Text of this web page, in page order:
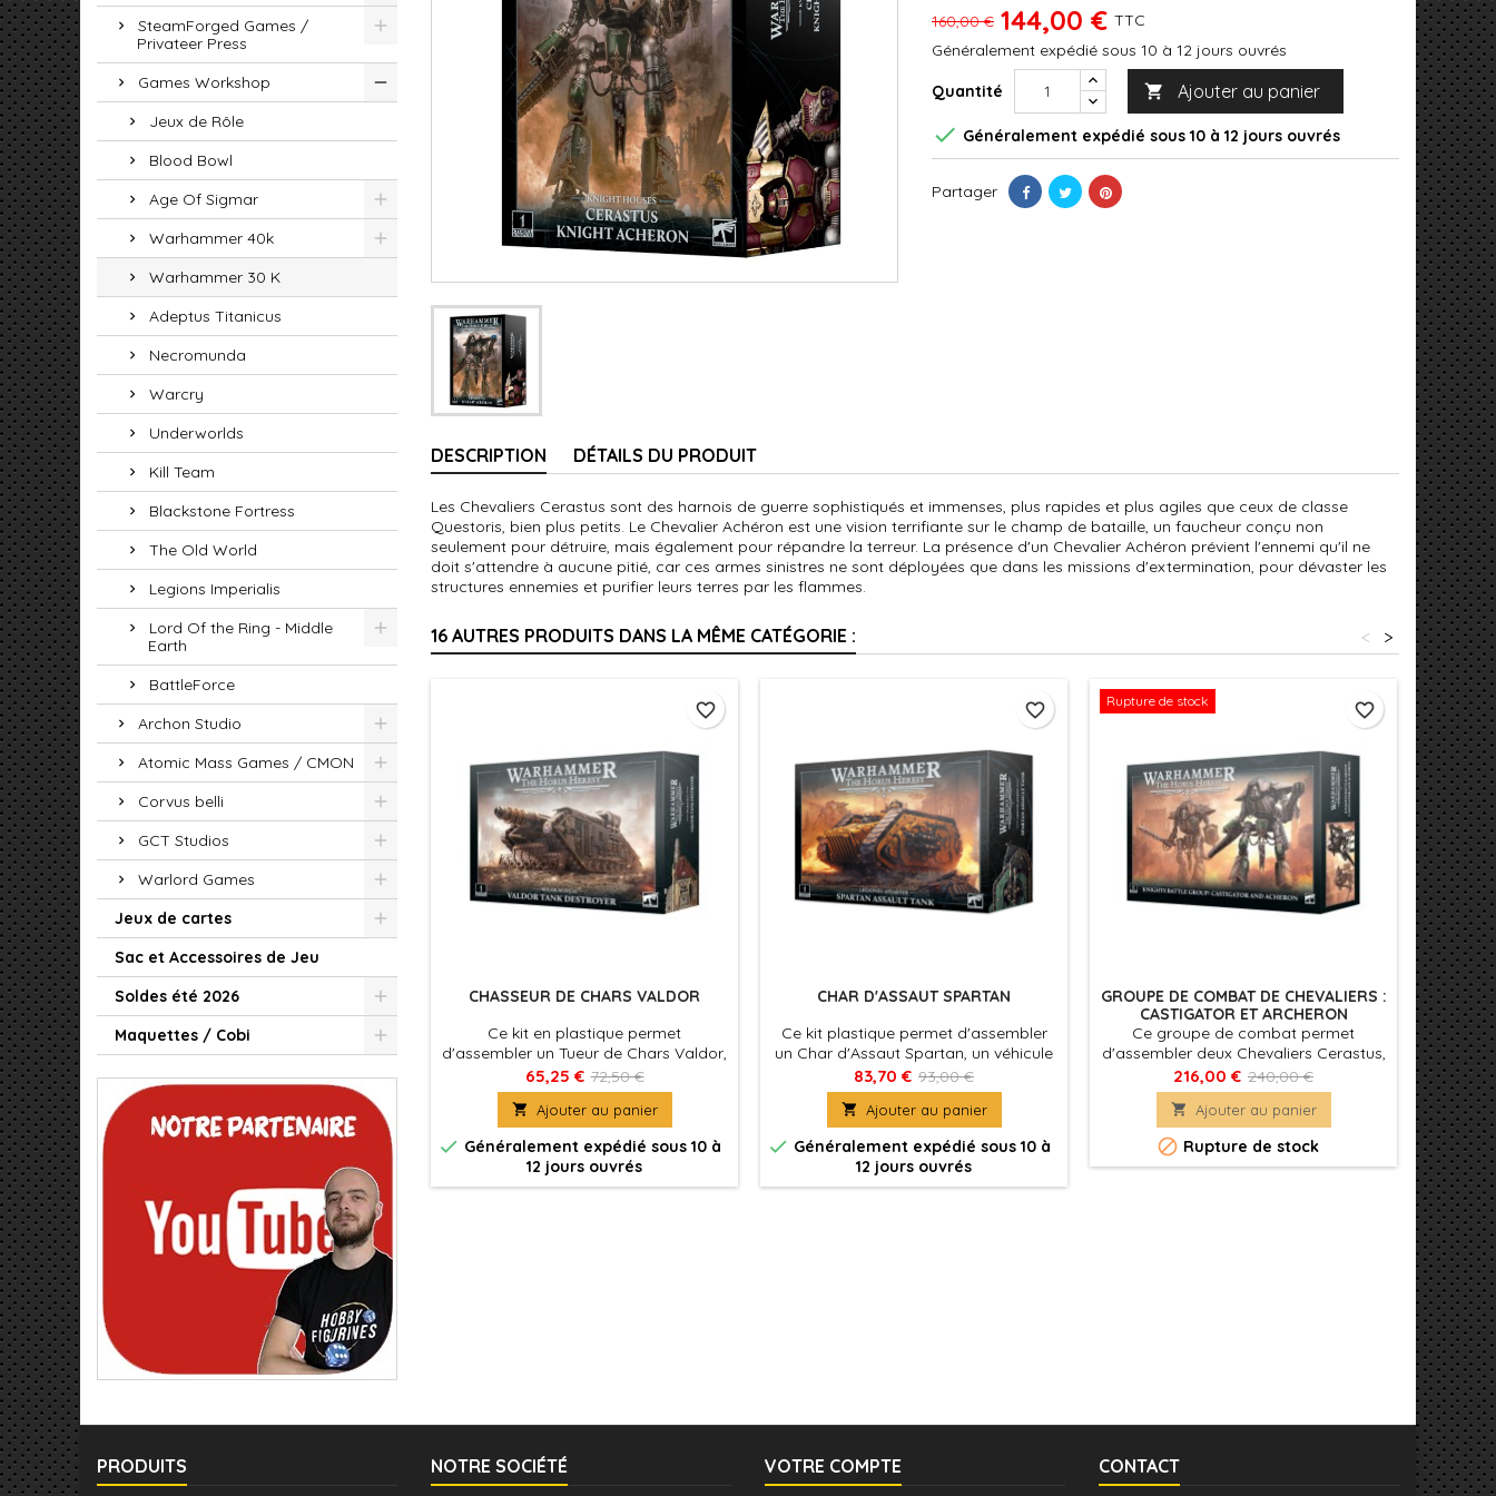
SteamForged Games /
Privateer Press
Games Workshop
Jeux de Rôle
Blood Bowl
Age Of Sigmar
Warhammer 40k
Warhammer 30 K
Adeptus Titanicus
Necromunda
Warcry
Underworlds
Kill Team
Blackstone Fortress
The Old World
Legions Imperialis
Lord Of the Ring - Middle
Earth
BattleForce
Archon Studio
Atomic Mass Games / CMON
Corvus belli
GCT Studios
Warlord Games
Jeux de cartes
Sac et Accessoires de Jeu
Soldes été 2026
Maquettes / Cobi
160,00 € 144,00 € TTC
Généralement expédié sous 10 à 12 jours ouvrés
Quantité  Ajouter au panier
 Généralement expédié sous 10 à 12 jours ouvrés
Partager
DESCRIPTION DÉTAILS DU PRODUIT
Les Chevaliers Cerastus sont des harnois de guerre sophistiqués et immenses, plus rapides et plus agiles que ceux de classe
Questoris, bien plus petits. Le Chevalier Achéron est une vision terrifiante sur le champ de bataille, un faucheur conçu non
seulement pour détruire, mais également pour répandre la terreur. La présence d'un Chevalier Achéron prévient l'ennemi qu'il ne
doit s'attendre à aucune pitié, car ces armes sinistres ne sont déployées que dans les missions d'extermination, pour dévaster les
structures ennemies et purifier leurs terres par les flammes.
16 AUTRES PRODUITS DANS LA MÊME CATÉGORIE : >
<
CHASSEUR DE CHARS VALDOR
Ce kit en plastique permet
d'assembler un Tueur de Chars Valdor,
un char lourd chasseur de blindés
pour vos armées des Solar Auxilia
65,25 € 72,50 €
 Ajouter au panier
 Généralement expédié sous 10 à
12 jours ouvrés
favorite_border
CHAR D'ASSAUT SPARTAN
Ce kit plastique permet d'assembler
un Char d'Assaut Spartan, un véhicule
de transport imposant et inexorable.
83,70 € 93,00 €
 Ajouter au panier
 Généralement expédié sous 10 à
12 jours ouvrés
favorite_border Rupture de stock
GROUPE DE COMBAT DE CHEVALIERS :
CASTIGATOR ET ARCHERON
Ce groupe de combat permet
d'assembler deux Chevaliers Cerastus,
l'un en modèle Castigator et l'autre en
Acheron.
216,00 € 240,00 €
 Ajouter au panier
 Rupture de stock
favorite_border
Ce kit
un

PRODUITS NOTRE SOCIÉTÉ VOTRE COMPTE CONTACT